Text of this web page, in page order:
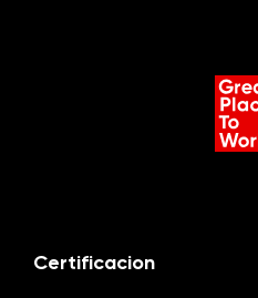
Certificacion